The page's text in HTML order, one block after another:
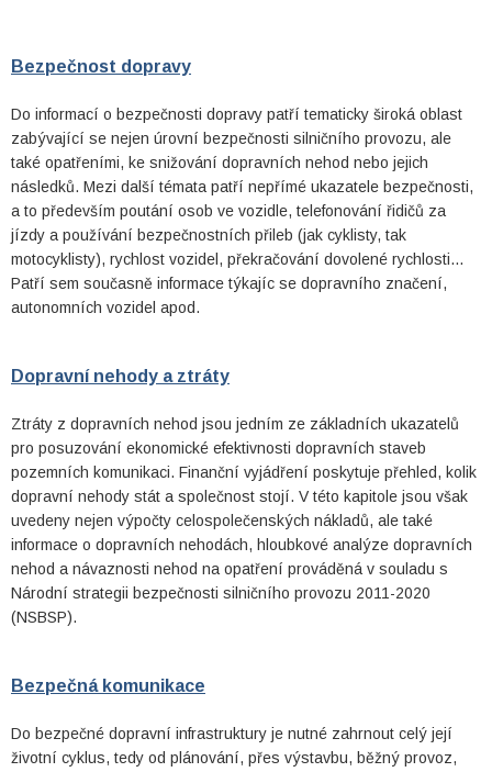
Bezpečnost dopravy
Do informací o bezpečnosti dopravy patří tematicky široká oblast
zabývající se nejen úrovní bezpečnosti silničního provozu, ale
také opatřeními, ke snižování dopravních nehod nebo jejich
následků. Mezi další témata patří nepřímé ukazatele bezpečnosti,
a to především poutání osob ve vozidle, telefonování řidičů za
jízdy a používání bezpečnostních přileb (jak cyklisty, tak
motocyklisty), rychlost vozidel, překračování dovolené rychlosti...
Patří sem současně informace týkajíc se dopravního značení,
autonomních vozidel apod.
Dopravní nehody a ztráty
Ztráty z dopravních nehod jsou jedním ze základních ukazatelů
pro posuzování ekonomické efektivnosti dopravních staveb
pozemních komunikaci. Finanční vyjádření poskytuje přehled, kolik
dopravní nehody stát a společnost stojí. V této kapitole jsou však
uvedeny nejen výpočty celospolečenských nákladů, ale také
informace o dopravních nehodách, hloubkové analýze dopravních
nehod a návaznosti nehod na opatření prováděná v souladu s
Národní strategii bezpečnosti silničního provozu 2011-2020
(NSBSP).
Bezpečná komunikace
Do bezpečné dopravní infrastruktury je nutné zahrnout celý její
životní cyklus, tedy od plánování, přes výstavbu, běžný provoz,